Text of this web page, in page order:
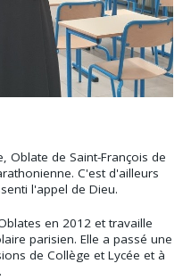
Oblate de Saint-François de
C'est d'ailleurs
l'appel de Dieu.
en 2012 et travaille
parisien. Elle a passé une
de Collège et Lycée et à